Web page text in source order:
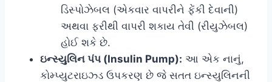
ડિસ્પોઝેબલ (એકવાર વાપરીને ફેંકી દેવાની)
અથવા ફરીથી વાપરી શકાય તેવી (રીયુઝેબલ)
હોઈ શકે છે.
ઇન્સ્યુલિન પંપ (Insulin Pump): આ એક નાનું,
કોમ્પ્યુટરાઇઝ્ડ ઉપકરણ છે જે સતત ઇન્સ્યુલિનની